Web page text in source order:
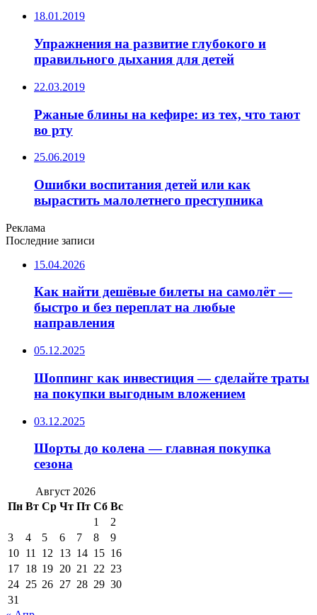
18.01.2019
Упражнения на развитие глубокого и
правильного дыхания для детей
22.03.2019
Ржаные блины на кефире: из тех, что тают
во рту
25.06.2019
Ошибки воспитания детей или как
вырастить малолетнего преступника
Реклама
Последние записи
15.04.2026
Как найти дешёвые билеты на самолёт —
быстро и без переплат на любые
направления
05.12.2025
Шоппинг как инвестиция — сделайте траты
на покупки выгодным вложением
03.12.2025
Шорты до колена — главная покупка
сезона
Август 2026
Пн Вт Ср Чт Пт Сб Вс
1
2
3
4 5 6 7 8
9
10 11 12 13 14 15 16
17 18 19 20 21 22 23
24 25 26 27 28 29 30
31